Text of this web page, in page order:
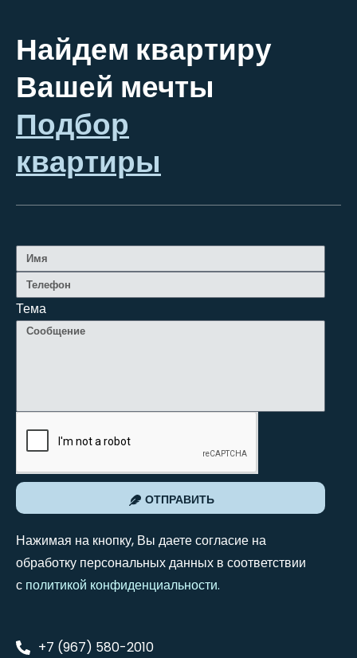
Найдем квартиру
Вашей мечты
Подбор
квартиры
Тема
ОТПРАВИТЬ
Нажимая на кнопку, Вы даете согласие на
обработку персональных данных в соответствии
с политикой конфиденциальности.
+7 (967) 580-2010